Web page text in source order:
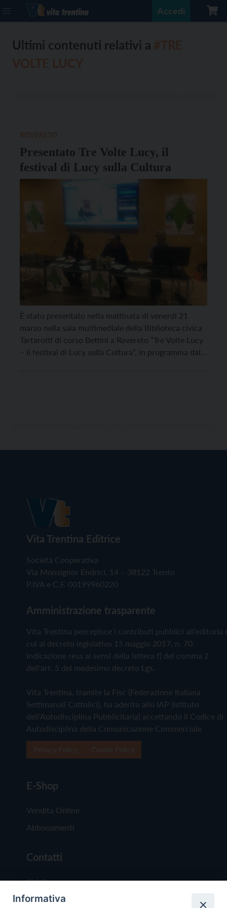
Accedi
Ultimi contenuti relativi a
Presentato Tre Volte Lucy, il
festival di Lucy sulla Cultura
È stato presentato nella mattinata di venerdì 21
marzo nella sala multimediale della Biblioteca civica
Tartarotti di corso Bettini a Rovereto “Tre Volte Lucy
– il festival di Lucy sulla Cultura”, in programma dal
Vita Trentina Editrice
Società Cooperativa
Via Monsignor Endrici, 14 – 38122 Trento
P.IVA e C.F. 00199960220
Amministrazione trasparente
Vita Trentina percepisce i contributi pubblici all'editoria
cui al decreto legislativo 15 maggio 2017, n. 70.
Indicazione resa ai sensi della lettera f) del comma 2
dell'art. 5 del medesimo decreto Lgs.
Vita Trentina, tramite la Fisc (Federazione Italiana
Settimanali Cattolici), ha aderito allo IAP (Istituto
dell'Autodisciplina Pubblicitaria) accettando il Codice di
Autodisciplina della Comunicazione Commerciale
E-Shop
Vendita Online
Abbonamenti
Contatti
Chi Siamo
Redazione
Informativa